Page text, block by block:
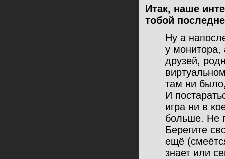
Итак, наше
тобой
Ну а
у монитора,
друзей,
там ни
И
игра ни в
больше. Не
Берегите
ещё
знает или